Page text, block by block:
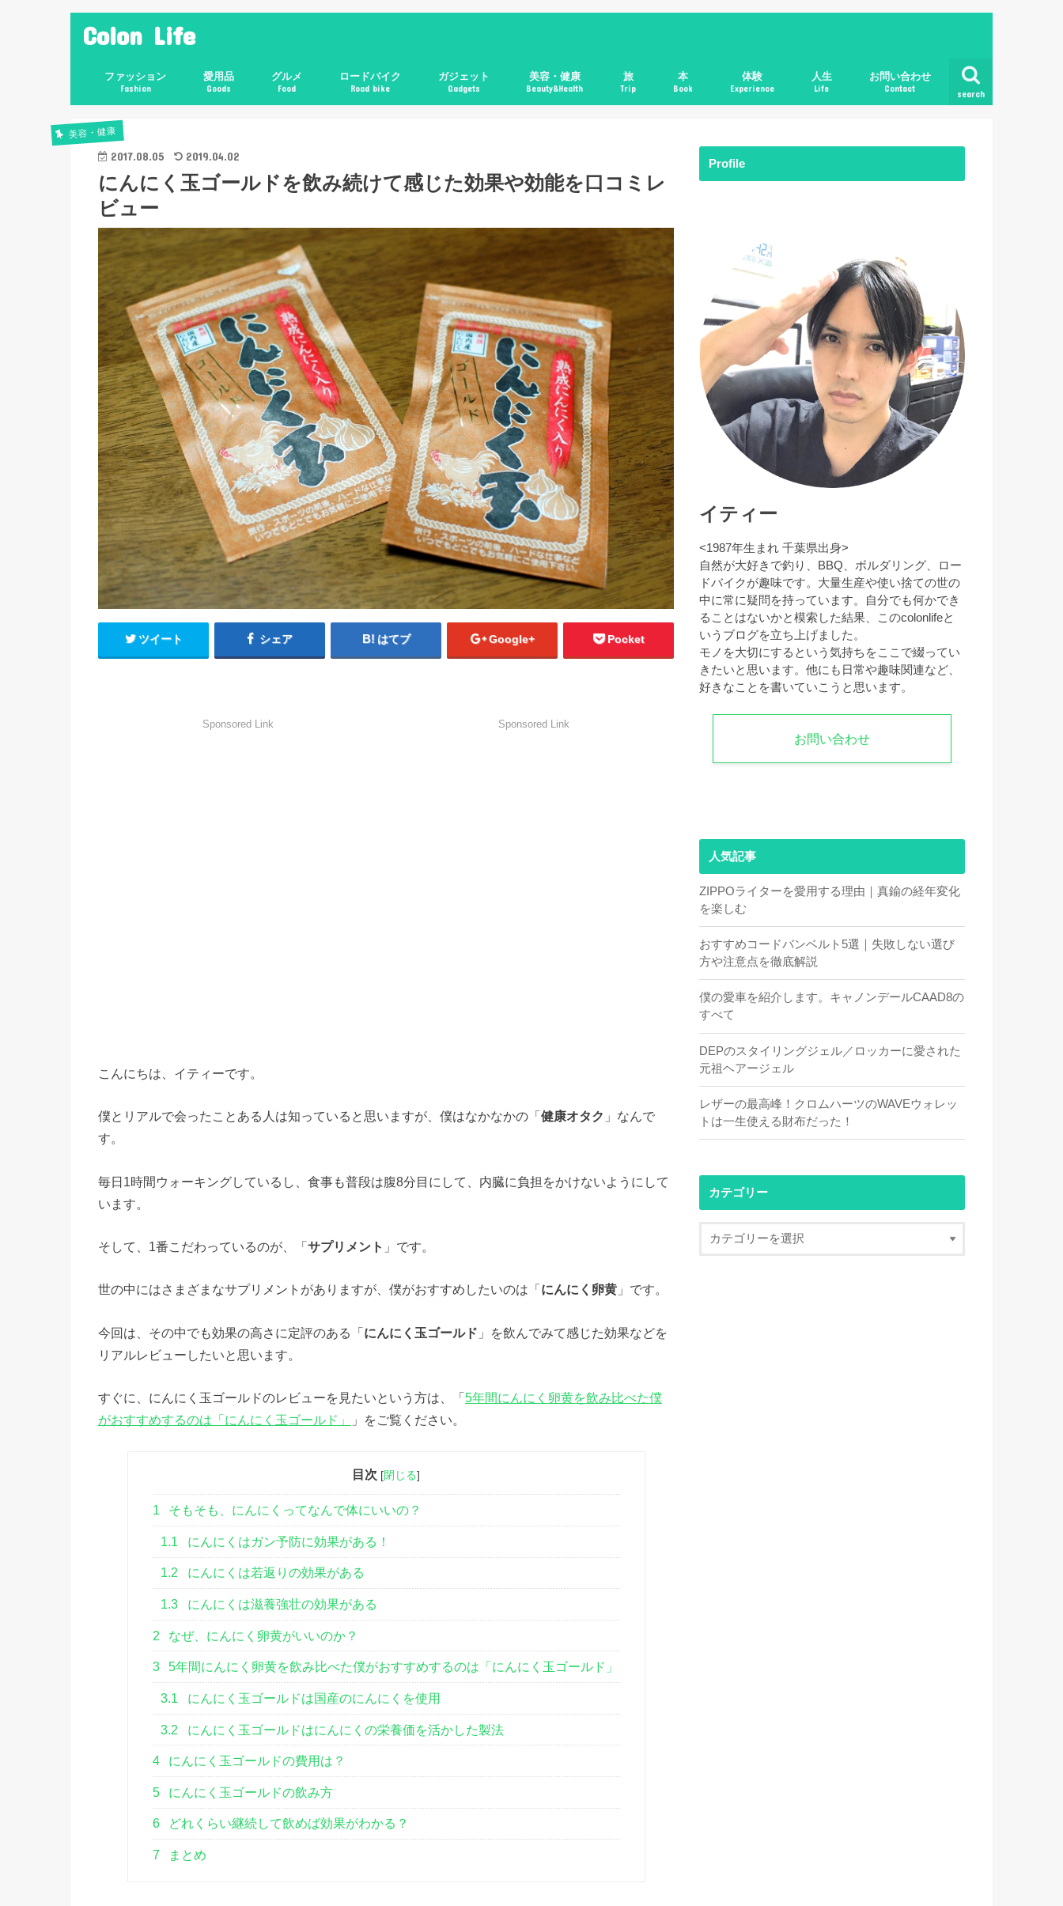
Colon Life
search
ファッション
Fashion
愛用品
Goods
グルメ
Food
ロードバイク
Road bike
ガジェット
Gadgets
美容・健康
Beauty&Health
旅
Trip
本
Book
体験
Experience
人生
Life
お問い合わせ
Contact
美容・健康
2017.08.05 2019.04.02
にんにく玉ゴールドを飲み続けて感じた効果や効能を口コミレ
ビュー
ツイート シェア はてブ Google+ Pocket
Sponsored Link Sponsored Link
こんにちは、イティーです。
僕とリアルで会ったことある人は知っていると思いますが、僕はなかなかの「健康オタク 」なんで
す。
毎日1時間ウォーキングしているし、食事も普段は腹8分目にして、内臓に負担をかけないようにして
います。
そして、1番こだわっているのが、「サプリメント 」です。
世の中にはさまざまなサプリメントがありますが、僕がおすすめしたいのは「にんにく卵黄 」です。
今回は、その中でも効果の高さに定評のある「にんにく玉ゴールド 」を飲んでみて感じた効果などを
リアルレビューしたいと思います。
すぐに、にんにく玉ゴールドのレビューを見たいという方は、「5年間にんにく卵黄を飲み比べた僕
がおすすめするのは「にんにく玉ゴールド」
」をご覧ください。
目次 [閉じる]
1 そもそも、にんにくってなんで体にいいの？
1.1 にんにくはガン予防に効果がある！
1.2 にんにくは若返りの効果がある
1.3 にんにくは滋養強壮の効果がある
2 なぜ、にんにく卵黄がいいのか？
3 5年間にんにく卵黄を飲み比べた僕がおすすめするのは「にんにく玉ゴールド」
3.1 にんにく玉ゴールドは国産のにんにくを使用
3.2 にんにく玉ゴールドはにんにくの栄養価を活かした製法
4 にんにく玉ゴールドの費用は？
5 にんにく玉ゴールドの飲み方
6 どれくらい継続して飲めば効果がわかる？
7 まとめ
Profile
イティー
<1987年生まれ 千葉県出身>
自然が大好きで釣り、BBQ、ボルダリング、ロー
ドバイクが趣味です。大量生産や使い捨ての世の
中に常に疑問を持っています。自分でも何かでき
ることはないかと模索した結果、このcolonlifeと
いうブログを立ち上げました。
モノを大切にするという気持ちをここで綴ってい
きたいと思います。他にも日常や趣味関連など、
好きなことを書いていこうと思います。
お問い合わせ
人気記事
ZIPPOライターを愛用する理由｜真鍮の経年変化
を楽しむ
おすすめコードバンベルト5選｜失敗しない選び
方や注意点を徹底解説
僕の愛車を紹介します。キャノンデールCAAD8の
すべて
DEPのスタイリングジェル／ロッカーに愛された
元祖ヘアージェル
レザーの最高峰！クロムハーツのWAVEウォレッ
トは一生使える財布だった！
カテゴリー